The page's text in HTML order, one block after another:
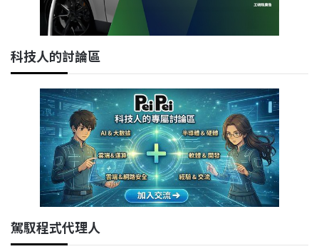
科技人的討論區
駕馭程式代理人